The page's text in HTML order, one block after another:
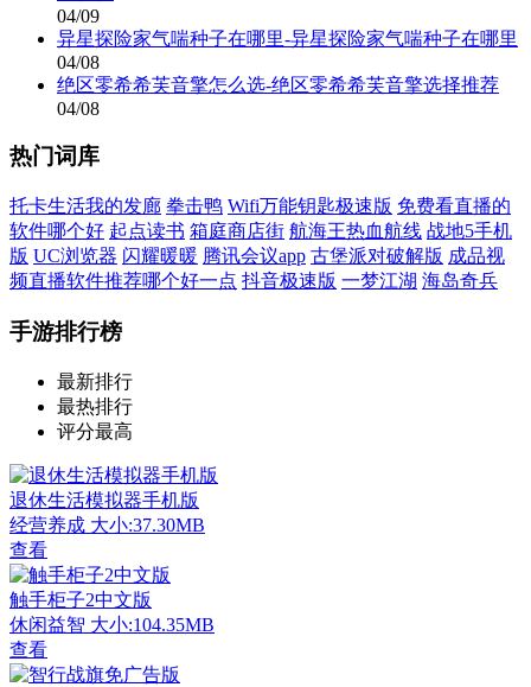
04/09
异星探险家气喘种子在哪里-异星探险家气喘种子在哪里
04/08
绝区零希希芙音擎怎么选-绝区零希希芙音擎选择推荐
04/08
热门词库
托卡生活我的发廊 拳击鸭 Wifi万能钥匙极速版 免费看直播的
软件哪个好 起点读书 箱庭商店街 航海王热血航线 战地5手机
版 UC浏览器 闪耀暖暖 腾讯会议app 古堡派对破解版 成品视
频直播软件推荐哪个好一点 抖音极速版 一梦江湖 海岛奇兵
手游排行榜
最新排行
最热排行
评分最高
退休生活模拟器手机版
经营养成 大小:37.30MB
查看
触手柜子2中文版
休闲益智 大小:104.35MB
查看